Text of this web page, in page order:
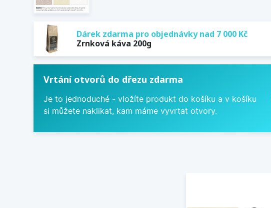
Dárek zdarma pro objednávky nad 7 000 Kč
Zrnková káva 200g
Vrtání otvorů do dřezu zdarma
Je to jednoduché - vložíte produkt do košíku a v košíku
si můžete naklikat, kam máme vyvrtat otvory.